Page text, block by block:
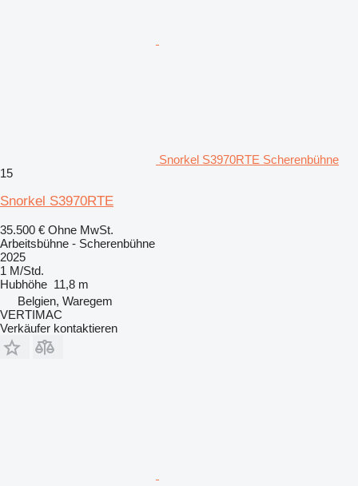
Snorkel S3970RTE Scherenbühne
15
Snorkel S3970RTE
35.500 € Ohne MwSt.
Arbeitsbühne - Scherenbühne
2025
1 M/Std.
Hubhöhe 11,8 m
Belgien, Waregem
VERTIMAC
Verkäufer kontaktieren